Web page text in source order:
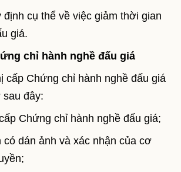
định cụ thể về việc giảm thời gian
giá.
chỉ hành nghề đấu giá
cấp Chứng chỉ hành nghề đấu giá
sau đây:
Chứng chỉ hành nghề đấu giá;
có dán ảnh và xác nhận của cơ